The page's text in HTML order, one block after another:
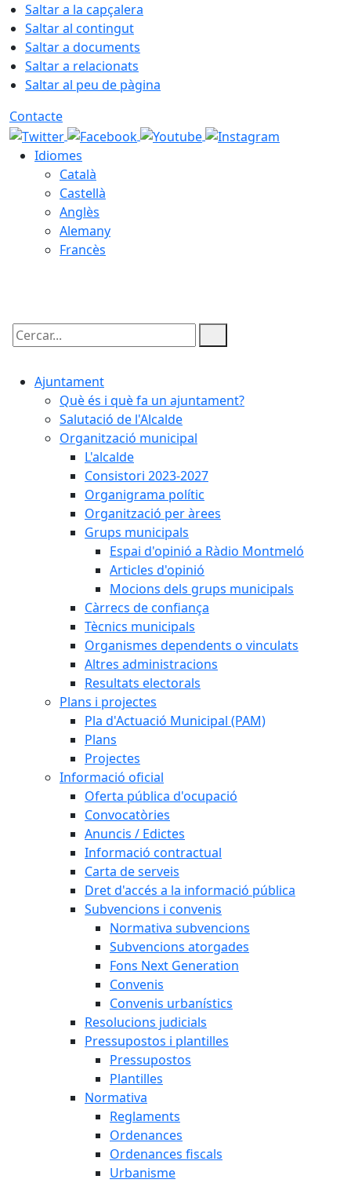
Saltar a la capçalera
Saltar al contingut
Saltar a documents
Saltar a relacionats
Saltar al peu de pàgina
Contacte
Idiomes
Català
Castellà
Anglès
Alemany
Francès
Cercar:
Ajuntament
Què és i què fa un ajuntament?
Salutació de l'Alcalde
Organització municipal
L'alcalde
Consistori 2023-2027
Organigrama polític
Organització per àrees
Grups municipals
Espai d'opinió a Ràdio Montmeló
Articles d'opinió
Mocions dels grups municipals
Càrrecs de confiança
Tècnics municipals
Organismes dependents o vinculats
Altres administracions
Resultats electorals
Plans i projectes
Pla d'Actuació Municipal (PAM)
Plans
Projectes
Informació oficial
Oferta pública d'ocupació
Convocatòries
Anuncis / Edictes
Informació contractual
Carta de serveis
Dret d'accés a la informació pública
Subvencions i convenis
Normativa subvencions
Subvencions atorgades
Fons Next Generation
Convenis
Convenis urbanístics
Resolucions judicials
Pressupostos i plantilles
Pressupostos
Plantilles
Normativa
Reglaments
Ordenances
Ordenances fiscals
Urbanisme